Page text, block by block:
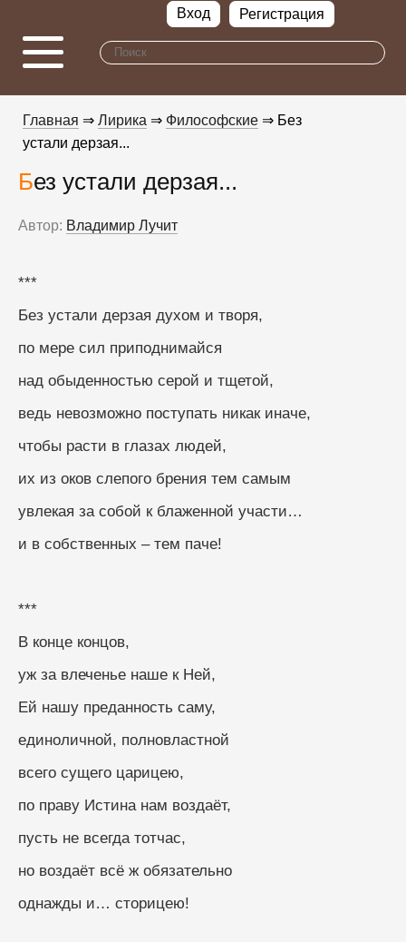
Вход Регистрация
Главная ⇒ Лирика ⇒ Философские ⇒ Без
устали дерзая...
Без устали дерзая...
Автор: Владимир Лучит
***
Без устали дерзая духом и творя,
по мере сил приподнимайся
над обыденностью серой и тщетой,
ведь невозможно поступать никак иначе,
чтобы расти в глазах людей,
их из оков слепого брения тем самым
увлекая за собой к блаженной участи…
и в собственных – тем паче!
***
В конце концов,
уж за влеченье наше к Ней,
Ей нашу преданность саму,
единоличной, полновластной
всего сущего царицею,
по праву Истина нам воздаёт,
пусть не всегда тотчас,
но воздаёт всё ж обязательно
однажды и… сторицею!